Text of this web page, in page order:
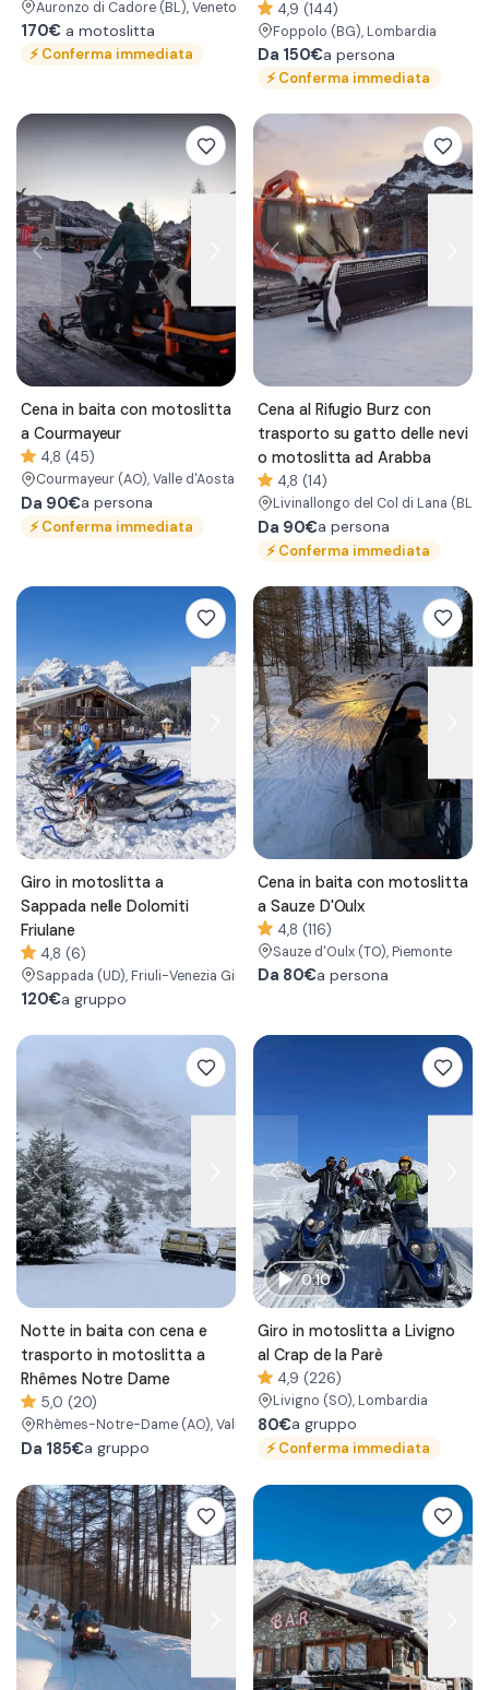
Auronzo di Cadore (BL), Veneto
170€ a motoslitta
⚡Conferma immediata
4,9 (144)
Foppolo (BG), Lombardia
Da 150€a persona
⚡Conferma immediata
Cena in baita con motoslitta
a Courmayeur
4,8 (45)
Courmayeur (AO), Valle d'Aosta
Da 90€a persona
⚡Conferma immediata
Cena al Rifugio Burz con
trasporto su gatto delle nevi
o motoslitta ad Arabba
4,8 (14)
Livinallongo del Col di Lana (BL)
Da 90€a persona
⚡Conferma immediata
Giro in motoslitta a
Sappada nelle Dolomiti
Friulane
4,8 (6)
Sappada (UD), Friuli-Venezia Giulia
120€a gruppo
Cena in baita con motoslitta
a Sauze D'Oulx
4,8 (116)
Sauze d'Oulx (TO), Piemonte
Da 80€a persona
Notte in baita con cena e
trasporto in motoslitta a
Rhêmes Notre Dame
5,0 (20)
Rhêmes-Notre-Dame (AO), Valle d'Aosta
Da 185€a gruppo
0:10
Giro in motoslitta a Livigno
al Crap de la Parè
4,9 (226)
Livigno (SO), Lombardia
80€a gruppo
⚡Conferma immediata